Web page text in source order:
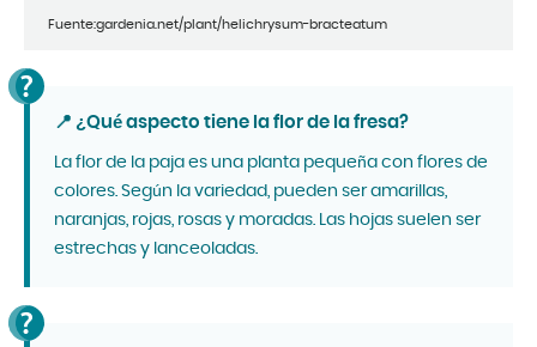
Fuente:gardenia.net/plant/helichrysum-bracteatum
📍 ¿Qué aspecto tiene la flor de la fresa?
La flor de la paja es una planta pequeña con flores de
colores. Según la variedad, pueden ser amarillas,
naranjas, rojas, rosas y moradas. Las hojas suelen ser
estrechas y lanceoladas.